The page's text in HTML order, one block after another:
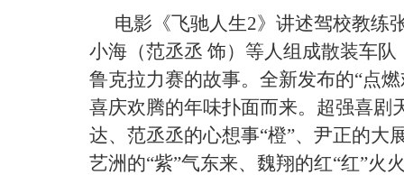
电影《飞驰人生2》讲述驾校教练
小海（范丞丞 饰）等人组成散装车
鲁克拉力赛的故事。全新发布的“点
喜庆欢腾的年味扑面而来。超强喜剧
达、范丞丞的心想事“橙”、尹正的大
艺洲的“紫”气东来、魏翔的红“红”火